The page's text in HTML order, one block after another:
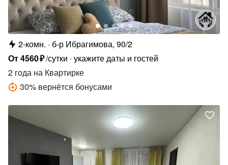
2-комн.
б-р Ибрагимова, 90/2
От4560₽/сутки укажите даты и гостей
2 года на Квартирке
30% вернётся бонусами